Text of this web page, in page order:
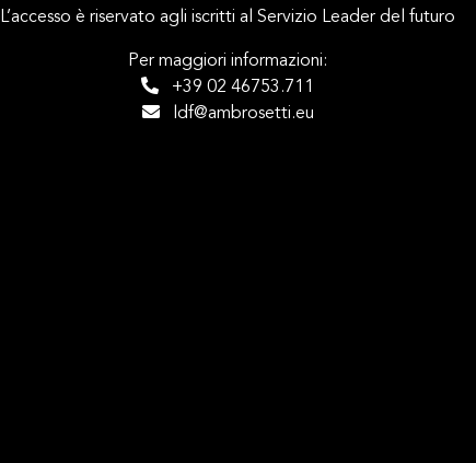
L’accesso è riservato agli iscritti al Servizio Leader del futuro
Per maggiori informazioni:
+39 02 46753.711
ldf@ambrosetti.eu